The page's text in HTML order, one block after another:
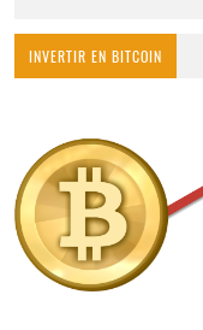
INVERTIR EN BITCOIN